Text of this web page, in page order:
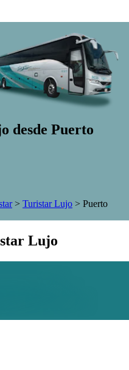
desde Puerto
> Turistar Lujo > Puerto
Lujo